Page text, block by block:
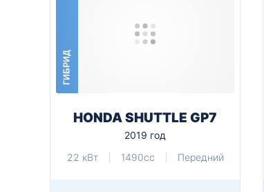
ГИБРИД
HONDA SHUTTLE GP7
2019 год
22 кВт
1490cc Передний